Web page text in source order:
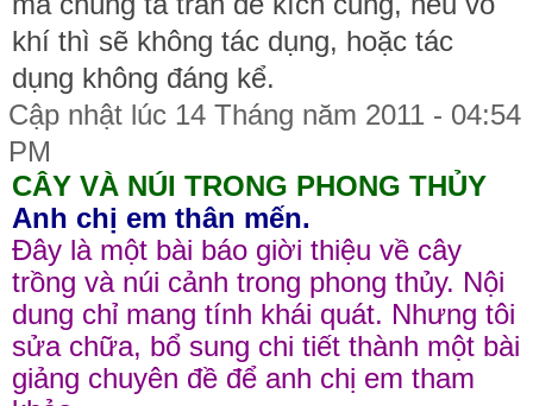
khí thì sẽ không tác dụng, hoặc tác
dụng không đáng kể.
Cập nhật lúc 14 Tháng năm 2011 - 04:54
PM
CÂY VÀ NÚI TRONG PHONG THỦY
Anh chị em thân mến.
Đây là một bài báo giời thiệu về cây
trồng và núi cảnh trong phong thủy. Nội
dung chỉ mang tính khái quát. Nhưng tôi
sửa chữa, bổ sung chi tiết thành một bài
giảng chuyên đề để anh chị em tham